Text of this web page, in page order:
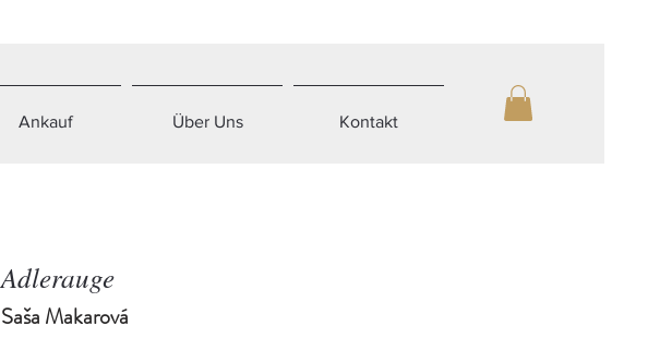
Ankauf Über Uns Kontakt
Adlerauge
Saša Makarová